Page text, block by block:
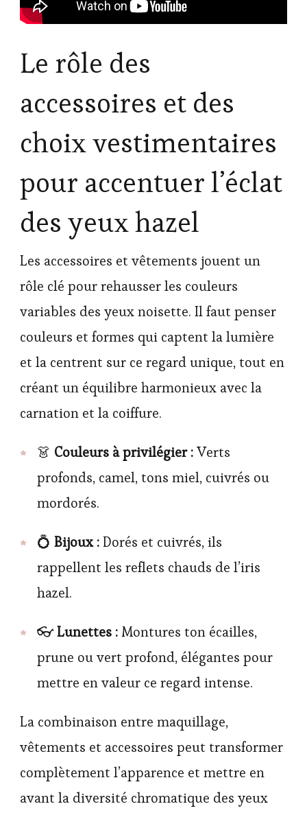
Le rôle des
accessoires et des
choix vestimentaires
pour accentuer l’éclat
des yeux hazel
Les accessoires et vêtements jouent un
rôle clé pour rehausser les couleurs
variables des yeux noisette. Il faut penser
couleurs et formes qui captent la lumière
et la centrent sur ce regard unique, tout en
créant un équilibre harmonieux avec la
carnation et la coiffure.
👗 Couleurs à privilégier :Verts
profonds, camel, tons miel, cuivrés ou
mordorés.
💍 Bijoux :Dorés et cuivrés, ils
rappellent les reflets chauds de l’iris
hazel.
👓Lunettes :Montures ton écailles,
prune ou vert profond, élégantes pour
mettre en valeur ce regard intense.
La combinaison entre maquillage,
vêtements et accessoires peut transformer
complètement l’apparence et mettre en
avant la diversité chromatique des yeux